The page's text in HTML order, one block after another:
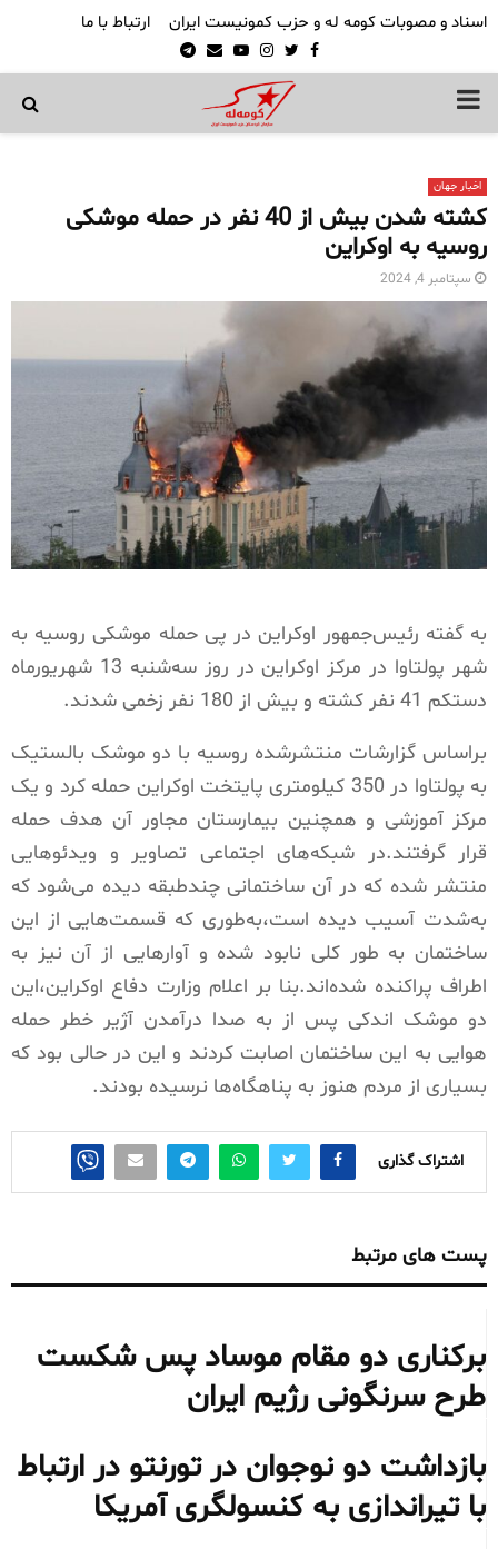
اسناد و مصوبات کومه له و حزب کمونیست ایران ارتباط با ما
Facebook
Twitter
Instagram
Youtube
Email
Telegram
PRIMARY
اخبار جهان
کشته شدن بیش از 40 نفر در حمله موشکی
روسیه به اوکراین
سپتامبر 4, 2024
به گفته رئیس‌جمهور اوکراین در پی حمله موشکی روسیه به
شهر پولتاوا در مرکز اوکراین در روز سه‌شنبه 13 شهریورماه
دستکم 41 نفر کشته و بیش از 180 نفر زخمی شدند.
براساس گزارشات منتشرشده روسیه با دو موشک بالستیک
به پولتاوا در 350 کیلومتری پایتخت اوکراین حمله کرد و یک
مرکز آموزشی و همچنین بیمارستان مجاور آن هدف حمله
قرار گرفتند.در شبکه‌های اجتماعی تصاویر و ویدئوهایی
منتشر شده که در آن ساختمانی چندطبقه دیده می‌شود که
به‌شدت آسیب دیده است،به‌طوری که قسمت‌هایی از این
ساختمان به طور کلی نابود شده و آوارهایی از آن نیز به
اطراف پراکنده شده‌اند.بنا بر اعلام وزارت دفاع اوکراین،این
دو موشک اندکی پس از به صدا درآمدن آژیر خطر حمله
هوایی به این ساختمان اصابت کردند و این در حالی بود که
بسیاری از مردم هنوز به پناهگاه‌ها نرسیده بودند.
اشتراک گذاری
پست های مرتبط
برکناری دو مقام موساد پس شکست
طرح سرنگونی رژیم ایران
بازداشت دو نوجوان در تورنتو در ارتباط
با تیراندازی به کنسولگری آمریکا